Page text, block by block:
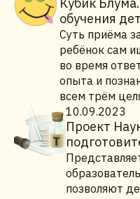
обучения
Суть приёма
ребёнок сам
во время
опыта и
всем трём
10.09.2023
Проект
позволяют